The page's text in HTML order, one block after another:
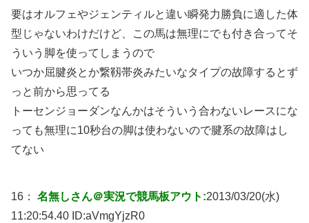
要はオルフェやジェンティルと違い瞬発力勝負に適した体
型じゃないわけだけど、この馬は無理にでも付き合ってそ
ういう脚を使ってしまうので
いつか屈腱炎とか繋靱帯炎みたいなタイプの故障するとず
っと前から思ってる
トーセンジョーダンなんかはそういう合わないレースにな
っても無理に10秒台の脚は使わないので腱系の故障はし
てない
16： 名無しさん＠実況で競馬板アウト:2013/03/20(水)
11:20:54.40 ID:aVmgYjzR0